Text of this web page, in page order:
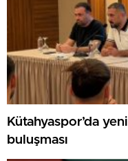
Kütahyaspor’da
buluşması